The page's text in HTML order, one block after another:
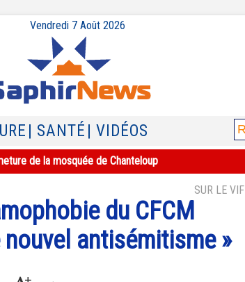
Vendredi 7 Août 2026
| SANTÉ | VIDÉOS
de la mosquée de Chanteloup
SUR LE VIF
du CFCM
antisémitisme »